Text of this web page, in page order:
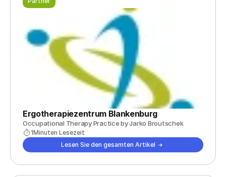
Ergotherapiezentrum Blankenburg
Occupational Therapy Practice by Jarko Broutschek
1Minuten Lesezeit
Lesen Sie den gesamten Artikel